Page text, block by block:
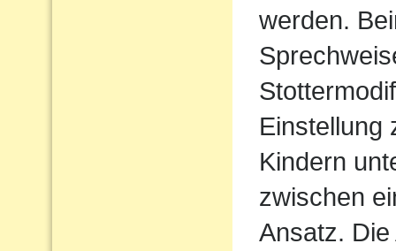
werden.
Einstellung
Kindern
zwischen
Ansatz. Die